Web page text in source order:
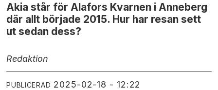
Akia står för Alafors Kvarnen i Anneberg
där allt började 2015. Hur har resan sett
ut sedan dess?
Redaktion
PUBLICERAD 2025-02-18 - 12:22